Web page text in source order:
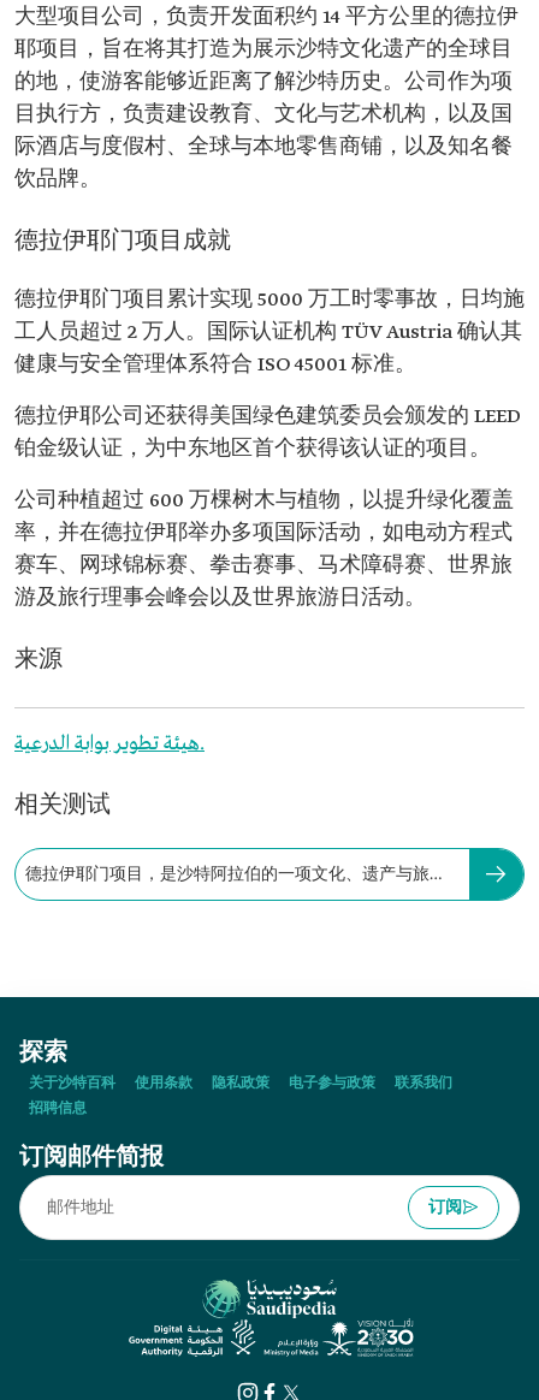
大型项目公司，负责开发面积约 14 平方公里的德拉伊
耶项目，旨在将其打造为展示沙特文化遗产的全球目
的地，使游客能够近距离了解沙特历史。公司作为项
目执行方，负责建设教育、文化与艺术机构，以及国
际酒店与度假村、全球与本地零售商铺，以及知名餐
饮品牌。
德拉伊耶门项目成就
德拉伊耶门项目累计实现 5000 万工时零事故，日均施
工人员超过 2 万人。国际认证机构 TÜV Austria 确认其
健康与安全管理体系符合 ISO 45001 标准。
德拉伊耶公司还获得美国绿色建筑委员会颁发的 LEED
铂金级认证，为中东地区首个获得该认证的项目。
公司种植超过 600 万棵树木与植物，以提升绿化覆盖
率，并在德拉伊耶举办多项国际活动，如电动方程式
赛车、网球锦标赛、拳击赛事、马术障碍赛、世界旅
游及旅行理事会峰会以及世界旅游日活动。
来源
هيئة تطوير بوابة الدرعية.
相关测试
德拉伊耶门项目，是沙特阿拉伯的一项文化、遗产与旅游
探索
关于沙特百科 使用条款 隐私政策 电子参与政策
联系我们
招聘信息
订阅邮件简报
订阅